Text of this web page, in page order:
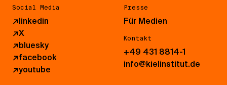
Social Media
↗linkedin
↗X
↗bluesky
↗facebook
↗youtube
Presse
Für Medien
Kontakt
+49 431 8814-1
info@kielinstitut.de